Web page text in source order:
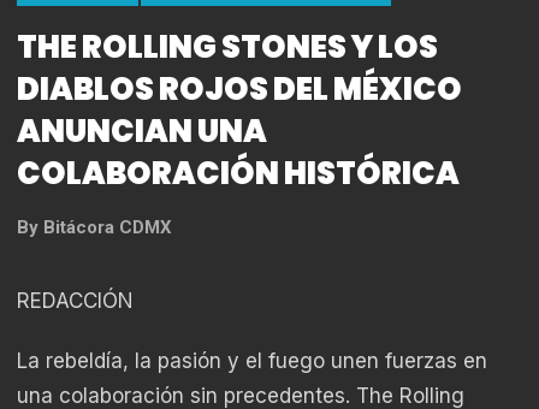
THE ROLLING STONES Y LOS
DIABLOS ROJOS DEL MÉXICO
ANUNCIAN UNA
COLABORACIÓN HISTÓRICA
By Bitácora CDMX
REDACCIÓN
La rebeldía, la pasión y el fuego unen fuerzas en
una colaboración sin precedentes. The Rolling